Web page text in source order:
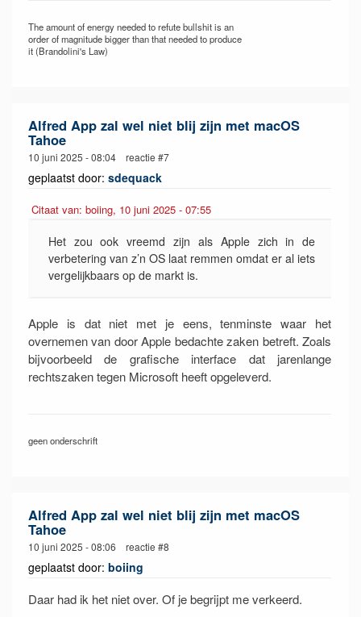
The amount of energy needed to refute bullshit is an
order of magnitude bigger than that needed to produce
it (Brandolini's Law)
Alfred App zal wel niet blij zijn met macOS
Tahoe
10 juni 2025 - 08:04 reactie #7
geplaatst door: sdequack
Citaat van: boiing, 10 juni 2025 - 07:55
Het zou ook vreemd zijn als Apple zich in de
verbetering van z’n OS laat remmen omdat er al iets
vergelijkbaars op de markt is.
Apple is dat niet met je eens, tenminste waar het
overnemen van door Apple bedachte zaken betreft. Zoals
bijvoorbeeld de grafische interface dat jarenlange
rechtszaken tegen Microsoft heeft opgeleverd.
geen onderschrift
Alfred App zal wel niet blij zijn met macOS
Tahoe
10 juni 2025 - 08:06 reactie #8
geplaatst door: boiing
Daar had ik het niet over. Of je begrijpt me verkeerd.